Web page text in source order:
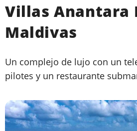
Villas Anantara
Maldivas
Un complejo de lujo con un
pilotes y un restaurante